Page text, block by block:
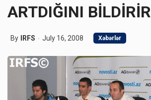
ARTDIĞINI BİLDİRİR
By IRFS July 16, 2008 Xəbərlər